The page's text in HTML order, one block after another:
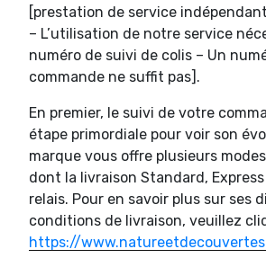
[prestation de service
– L’utilisation de notre service
numéro de suivi de colis – Un
commande ne suffit pas].
En premier, le suivi de votre
étape primordiale pour voir son
marque vous offre plusieurs
dont la livraison Standard,
relais. Pour en savoir plus sur ses
conditions de livraison, veuillez
https://